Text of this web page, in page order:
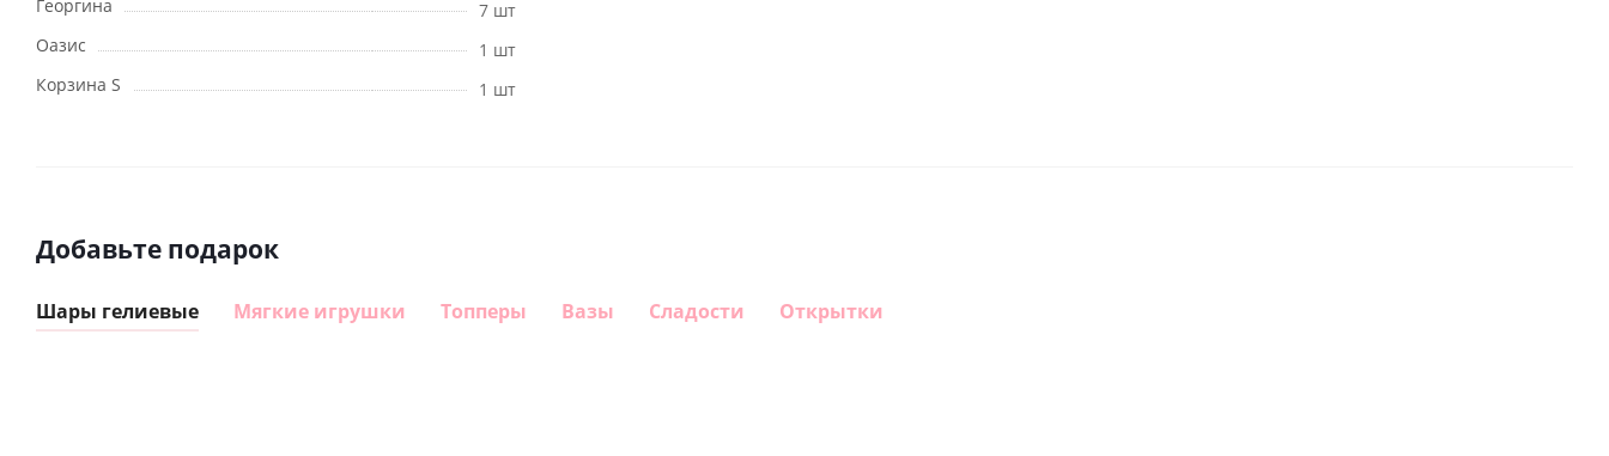
Георгина
7 шт
Оазис
1 шт
Корзина S
1 шт
Добавьте подарок
Шары гелиевые Мягкие игрушки Топперы Вазы Сладости Открытки